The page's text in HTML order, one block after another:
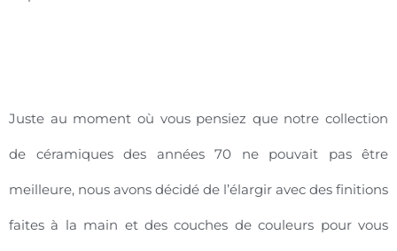
Juste au moment où vous pensiez que notre collection
de céramiques des années 70 ne pouvait pas être
meilleure, nous avons décidé de l’élargir avec des finitions
faites à la main et des couches de couleurs pour vous